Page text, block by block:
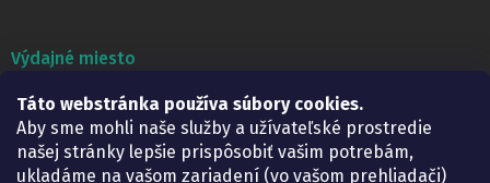
Táto webstránka používa súbory cookies.
Aby sme mohli naše služby a užívateľské prostredie
našej stránky lepšie prispôsobiť vašim potrebám,
ukladáme na vašom zariadení (vo vašom prehliadači)
Výdajné miesto
Lekáreň ADONAI
Košice – Smetanova 2
Pondelok:
07.30 – 15.30 h.
Utorok:
07.30 – 16.00 h.